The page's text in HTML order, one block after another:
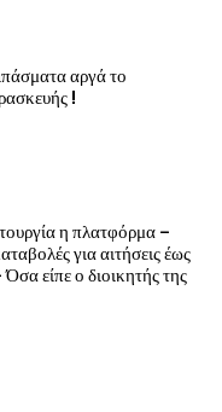
αργά το
!
η πλατφόρμα –
για αιτήσεις έως
είπε ο διοικητής της